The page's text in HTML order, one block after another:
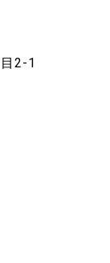
2-1